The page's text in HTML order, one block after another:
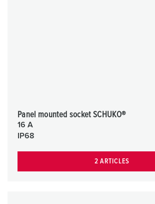
Panel mounted socket SCHUKO®
16 A
IP68
2 ARTICLES